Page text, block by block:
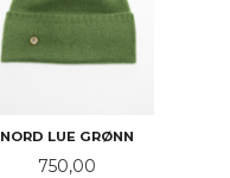
NORD LUE GRØNN
Pris
750,00